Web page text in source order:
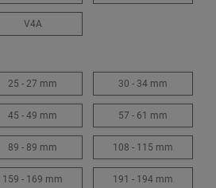
V4A
25 - 27 mm 30 - 34 mm
45 - 49 mm 57 - 61 mm
89 - 89 mm 108 - 115 mm
159 - 169 mm 191 - 194 mm